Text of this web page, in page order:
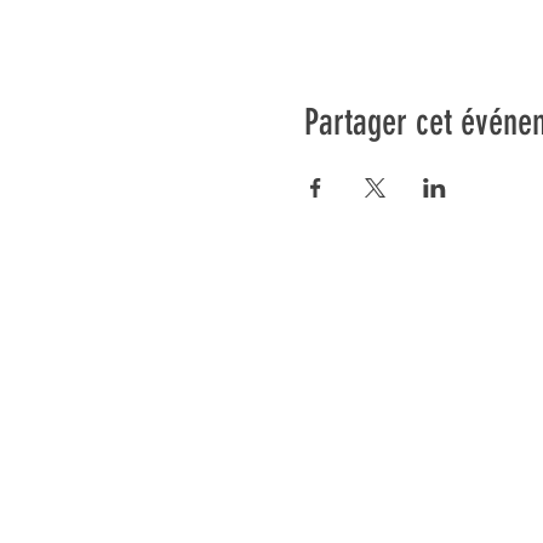
Partager cet